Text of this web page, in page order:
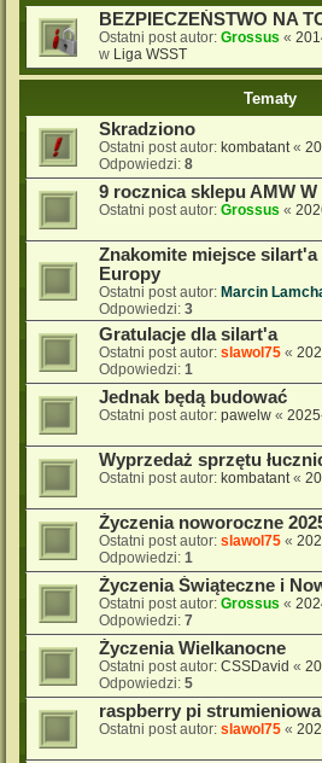
BEZPIECZEŃSTWO NA
Ostatni post autor: Grossus «
w Liga WSST
Tematy
Skradziono
Ostatni post autor: kombatant«
Odpowiedzi: 8
9 rocznica sklepu AMW
Ostatni post autor: Grossus «
Znakomite miejsce
Europy
Ostatni post autor: Marcin
Odpowiedzi: 3
Gratulacje dla silart'a
Ostatni post autor: slawol75 «
Odpowiedzi: 1
Jednak będą budować
Ostatni post autor: pawelw «
Wyprzedaż sprzętu
Ostatni post autor: kombatant«
Życzenia noworoczne
Ostatni post autor: slawol75 «
Odpowiedzi: 1
Życzenia Świąteczne i
Ostatni post autor: Grossus «
Odpowiedzi: 7
Życzenia Wielkanocne
Ostatni post autor: CSSDavid «
Odpowiedzi: 5
raspberry pi
Ostatni post autor: slawol75 «